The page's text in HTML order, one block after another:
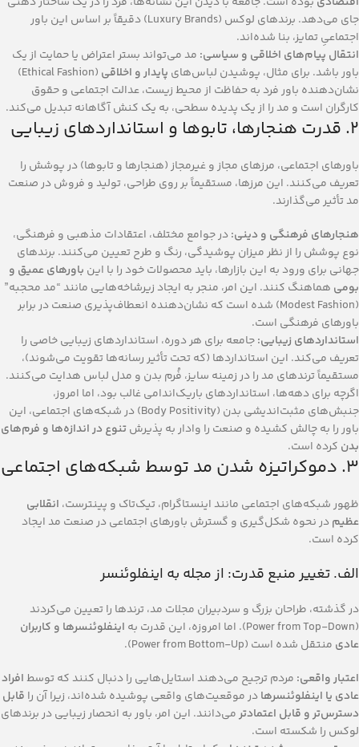
جای می‌دهد. برندهای لوکس (Luxury Brands) دقیقاً بر اساس این باور
اجتماعیِ تمایز، بنا شده‌اند.
انتقال پیام‌های اخلاقی و سیاسی: مد می‌تواند بستر اعتراض یا حمایت از یک
باور باشد. برای مثال، پوشیدن لباس‌های پایدار و اخلاقی
(Ethical Fashion)
نشان‌دهنده باور فرد به حفاظت از محیط زیست، عدالت اجتماعی و حقوق
کارگران است و مد را از یک پدیده سطحی، به یک کنش آگاهانه تبدیل می‌کند.
۲. قدرت هنجارها، تابوها و استانداردهای زیبایی
باورهای اجتماعی، مرزهای مجاز و غیرمجاز (هنجارها و تابوها) در پوشش را
تعریف می‌کنند. این مرزها، مستقیماً بر روی طراحی، تولید و فروش در صنعت
مد تأثیر می‌گذارند.
هنجارهای فرهنگی و دینی: در جوامع مختلف، اعتقادات مذهبی و فرهنگی،
نوع پوشش را از نظر میزان پوشیدگی، رنگ و طرح تعیین می‌کنند. برندهای
جهانی برای ورود به این بازارها، باید محصولات خود را با این باورهای عمیق و
بومی هماهنگ کنند. این امر، منجر به ایجاد زیرشاخه‌هایی مانند “مد محجبه”
(Modest Fashion) شده است که نشان‌دهنده انعطاف‌پذیری صنعت در برابر
باورهای فرهنگی است.
استانداردهای زیبایی:جامعه برای هر دوره، استانداردهای زیبایی خاصی را
تعریف می‌کند. این استانداردها (که تحت تأثیر رسانه‌ها تقویت می‌شوند)،
مستقیماً ترندهای مد را در زمینه سایز، فُرم بدن و مدل لباس هدایت می‌کنند.
اگرچه برای دهه‌ها، استانداردهای باریک‌اندامی غالب بود، اما امروز،
جنبش‌های مثبت‌اندیشی بدن (Body Positivity) در شبکه‌های اجتماعی، این
باور را به چالش کشیده و صنعت را وادار به پذیرشتنوع در اندازه‌ها و فرم‌های
بدن کرده است.
۳. دموکراتیزه شدن مد توسط شبکه‌های اجتماعی
ظهور شبکه‌های اجتماعی مانند اینستاگرام، تیک‌تاک و پینترست، انقلابی
عظیم در نحوه شکل‌گیری و گسترش باورهای اجتماعی در صنعت مد ایجاد
کرده است.
الف. تغییر منبع قدرت: از مجله به اینفلوئنسر
در گذشته، طراحان بزرگ و سردبیران مجلات مد، ترندها را تعیین می‌کردند
(Power from Top-Down). اما امروزه، این قدرت به
اینفلوئنسرها و کاربران
عادی منتقل شده است (Power from Bottom-Up).
اعتبار واقعی: مردم ترجیح می‌دهند استایل‌هایی را دنبال کنند که توسطافراد
عادی یا اینفلوئنسرها در موقعیت‌های واقعی پوشیده شده‌اند، زیرا آن را قابل
دسترس‌تر و قابل اعتمادترمی‌دانند. این امر، باور به انحصار زیبایی در برندهای
لوکس را شکسته است.